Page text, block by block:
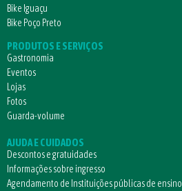
Bike Iguaçu
Bike Poço Preto
PRODUTOS E SERVIÇOS
Gastronomia
Eventos
Lojas
Fotos
Guarda-volume
AJUDA E CUIDADOS
Descontos e gratuidades
Informações sobre ingresso
Agendamento de Instituições públicas de ensino